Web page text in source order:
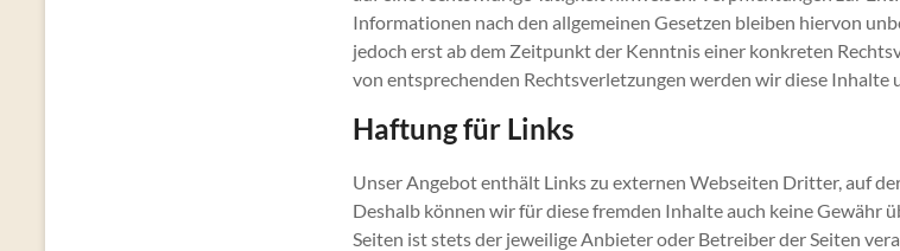
Informationen nach den allgemeinen Gesetzen bleiben hiervon
jedoch erst ab dem Zeitpunkt der Kenntnis einer konkreten
von entsprechenden Rechtsverletzungen werden wir diese Inhalte
Haftung für Links
Unser Angebot enthält Links zu externen Webseiten Dritter, auf
Deshalb können wir für diese fremden Inhalte auch keine Gewähr
Seiten ist stets der jeweilige Anbieter oder Betreiber der Seiten